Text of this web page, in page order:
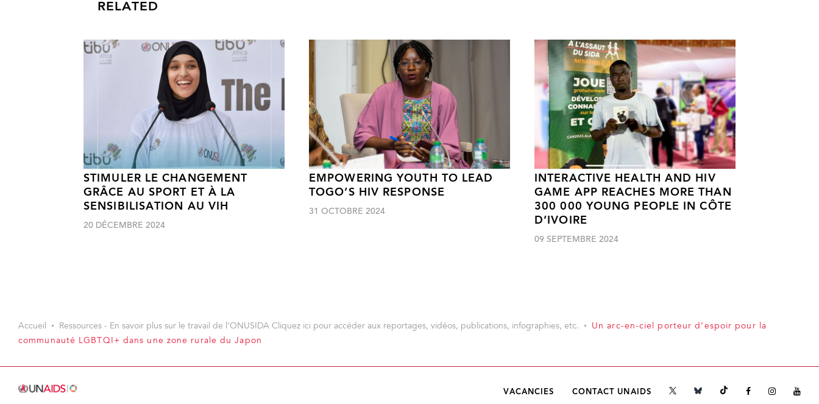
RELATED
STIMULER LE CHANGEMENT
GRÂCE AU SPORT ET À LA
SENSIBILISATION AU VIH
20 DÉCEMBRE 2024
EMPOWERING YOUTH TO LEAD
TOGO’S HIV RESPONSE
31 OCTOBRE 2024
INTERACTIVE HEALTH AND HIV
GAME APP REACHES MORE THAN
300 000 YOUNG PEOPLE IN CÔTE
D’IVOIRE
09 SEPTEMBRE 2024
Accueil Ressources - En savoir plus sur le travail de l’ONUSIDA Cliquez ici pour accéder aux reportages, vidéos, publications, infographies, etc.
Un arc-en-ciel porteur d’espoir pour la
communauté LGBTQI+ dans une zone rurale du Japon
VACANCIES CONTACT UNAIDS